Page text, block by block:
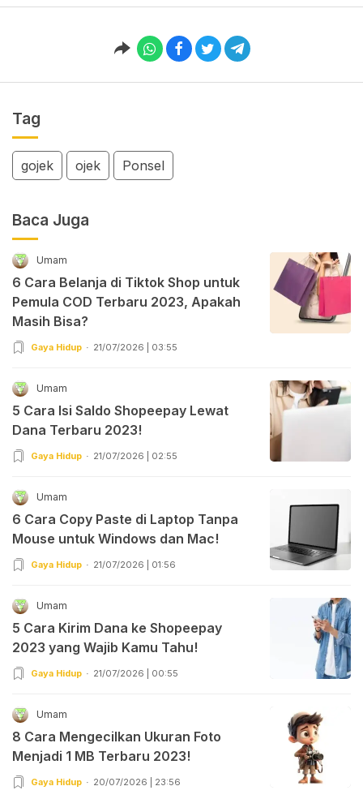
Tag
gojek ojek Ponsel
Baca Juga
Umam
6 Cara Belanja di Tiktok Shop untuk
Pemula COD Terbaru 2023, Apakah
Masih Bisa?
Gaya Hidup 21/07/2026 | 03:55
Umam
5 Cara Isi Saldo Shopeepay Lewat
Dana Terbaru 2023!
Gaya Hidup 21/07/2026 | 02:55
Umam
6 Cara Copy Paste di Laptop Tanpa
Mouse untuk Windows dan Mac!
Gaya Hidup 21/07/2026 | 01:56
Umam
5 Cara Kirim Dana ke Shopeepay
2023 yang Wajib Kamu Tahu!
Gaya Hidup 21/07/2026 | 00:55
Umam
8 Cara Mengecilkan Ukuran Foto
Menjadi 1 MB Terbaru 2023!
Gaya Hidup 20/07/2026 | 23:56